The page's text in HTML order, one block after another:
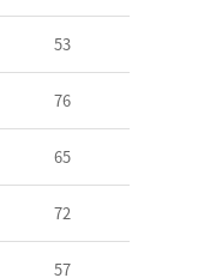
53
76
65
72
57